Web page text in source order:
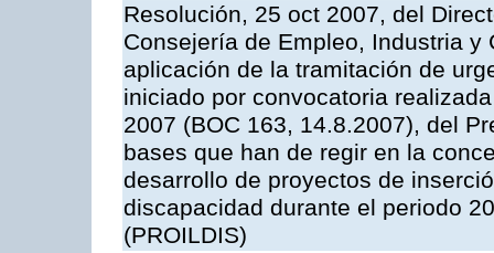
Resolución, 25 oct 2007, del
Consejería de Empleo, Industria
aplicación de la tramitación de
iniciado por convocatoria
2007 (BOC 163, 14.8.2007), del
bases que han de regir en la
desarrollo de proyectos de
discapacidad durante el periodo
(PROILDIS)